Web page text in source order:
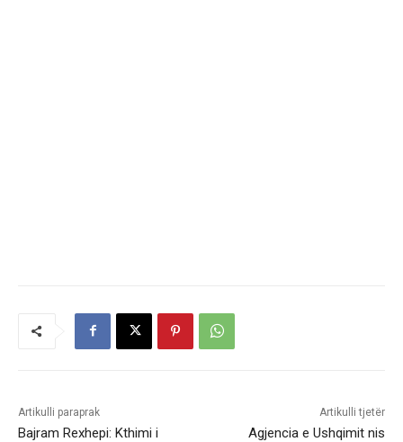
Artikulli paraprak
Bajram Rexhepi: Kthimi i
Artikulli tjetër
Agjencia e Ushqimit nis